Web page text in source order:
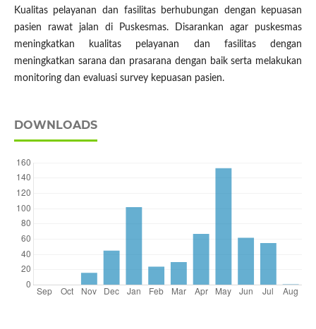
Kualitas pelayanan dan fasilitas berhubungan dengan kepuasan
pasien rawat jalan di Puskesmas. Disarankan agar puskesmas
meningkatkan kualitas pelayanan dan fasilitas dengan
meningkatkan sarana dan prasarana dengan baik serta melakukan
monitoring dan evaluasi survey kepuasan pasien.
DOWNLOADS